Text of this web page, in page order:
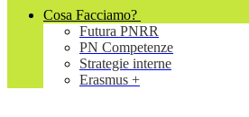
Cosa Facciamo?
Futura PNRR
PN Competenze
Strategie interne
Erasmus +